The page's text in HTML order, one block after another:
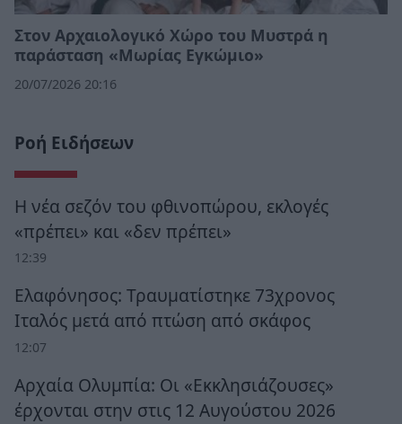
Στον Αρχαιολογικό Χώρο του Μυστρά η
παράσταση «Μωρίας Εγκώμιο»
20/07/2026 20:16
Ροή Ειδήσεων
Η νέα σεζόν του φθινοπώρου, εκλογές
«πρέπει» και «δεν πρέπει»
12:39
Ελαφόνησος: Τραυματίστηκε 73χρονος
Ιταλός μετά από πτώση από σκάφος
12:07
Αρχαία Ολυμπία: Οι «Εκκλησιάζουσες»
έρχονται στην στις 12 Αυγούστου 2026